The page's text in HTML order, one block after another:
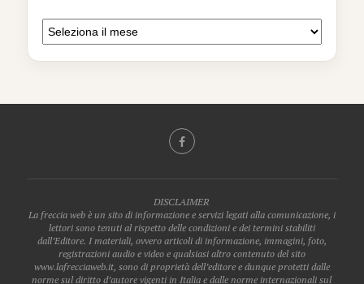
DISCLAIMER
La freccia web è un sito di informazione e servizi legati alla comunicazione, i
lettori sono tenuti al rispetto delle condizioni e dei termini stabiliti
dall’Editore. I materiali, ovvero articoli di informazione, immagini, foto,
registrazioni audio e video e qualsiasi altro contenuto del sito
www.lafrecciaweb.it, sono di proprietà dell’editore e dunque protetti dalle
norme sul diritto d’autore vigenti in Italia e dalle norme internazionali sul